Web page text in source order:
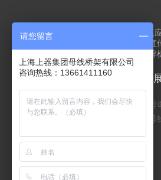
友情链接
高压反
水分仪
单轴撕碎
关于我们
公司简介
产品
密集型
高压母
请您留言
上海上器集团母线桥架有限公司
咨询热线：13661411160